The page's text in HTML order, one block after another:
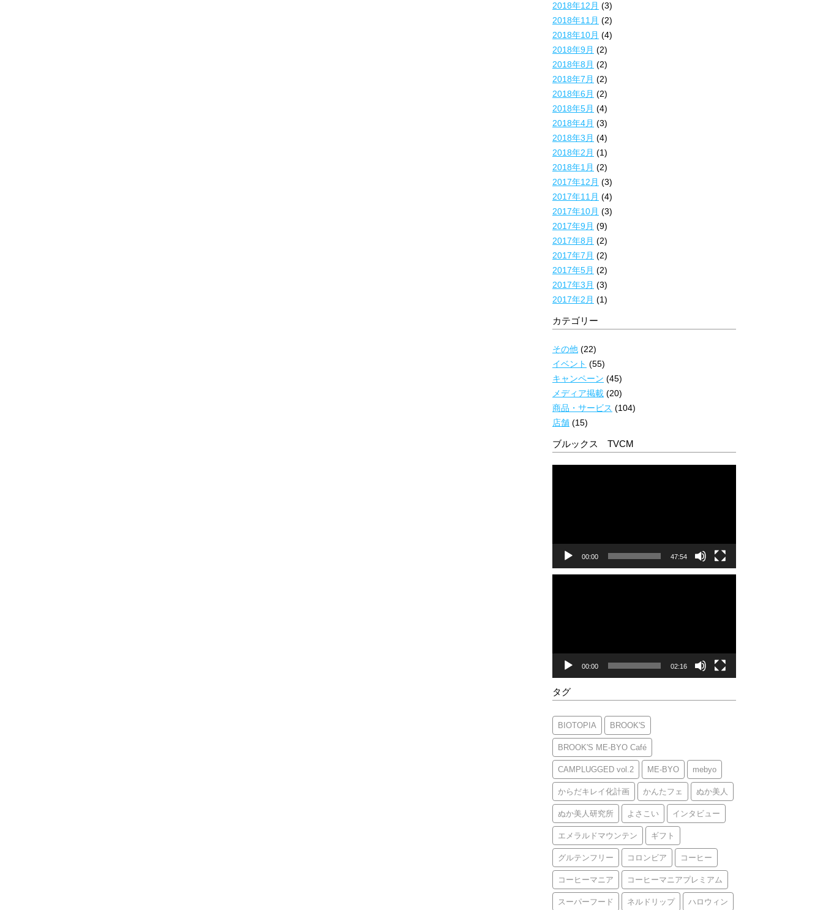
2018年12月 (3)
2018年11月 (2)
2018年10月 (4)
2018年9月 (2)
2018年8月 (2)
2018年7月 (2)
2018年6月 (2)
2018年5月 (4)
2018年4月 (3)
2018年3月 (4)
2018年2月 (1)
2018年1月 (2)
2017年12月 (3)
2017年11月 (4)
2017年10月 (3)
2017年9月 (9)
2017年8月 (2)
2017年7月 (2)
2017年5月 (2)
2017年3月 (3)
2017年2月 (1)
カテゴリー
その他 (22)
イベント (55)
キャンペーン (45)
メディア掲載 (20)
商品・サービス (104)
店舗 (15)
ブルックス TVCM
ー
00:00 47:54
ー
00:00 02:16
タグ
BIOTOPIA BROOK'S
BROOK'S ME-BYO Café
CAMPLUGGED vol.2 ME-BYO mebyo
からだキレイ化計画 かんたフェ ぬか美人
ぬか美人研究所 よさこい インタビュー
エメラルドマウンテン ギフト
グルテンフリー コロンビア コーヒー
コーヒーマニア コーヒーマニアプレミアム
スーパーフード ネルドリップ ハロウィン